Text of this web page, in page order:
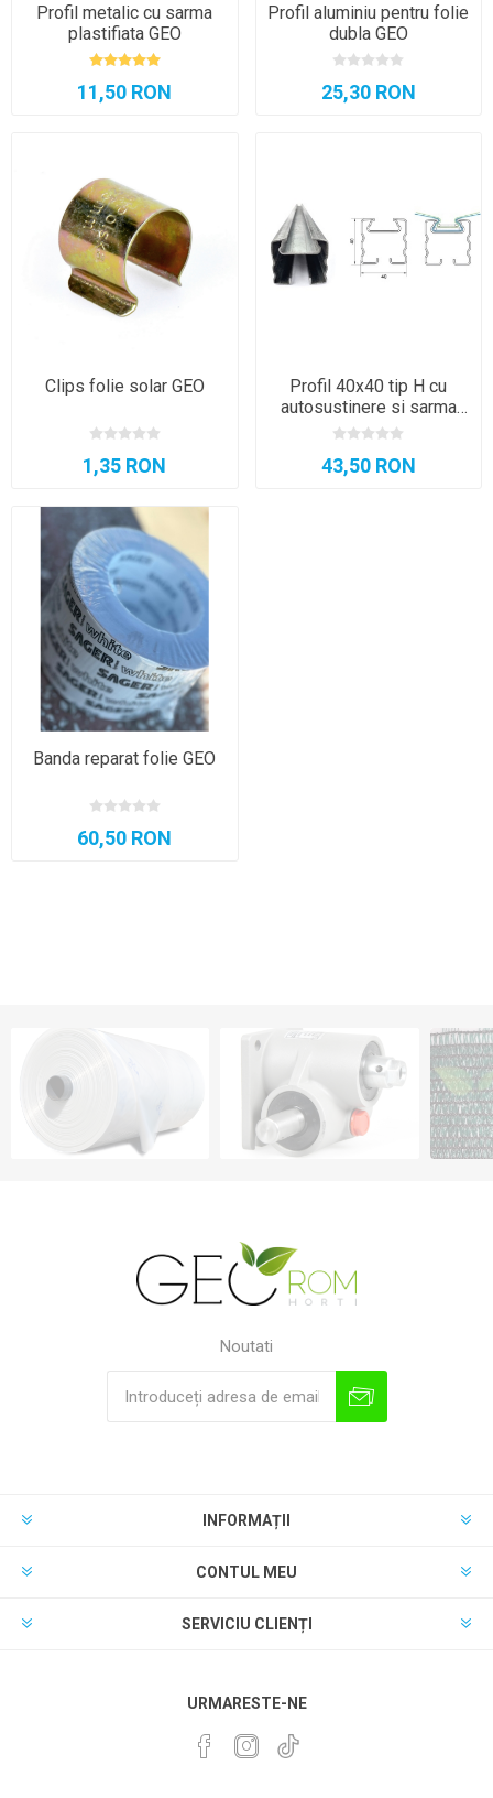
Profil metalic cu sarma
plastifiata GEO
11,50 RON
Profil aluminiu pentru folie
dubla GEO
25,30 RON
Clips folie solar GEO
1,35 RON
Profil 40x40 tip H cu
autosustinere si sarma
plastifiata GEO
43,50 RON
Banda reparat folie GEO
60,50 RON
Noutati
INFORMAȚII
CONTUL MEU
SERVICIU CLIENȚI
URMARESTE-NE